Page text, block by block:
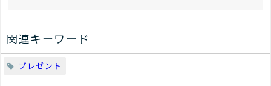
関連キーワード
プレゼント